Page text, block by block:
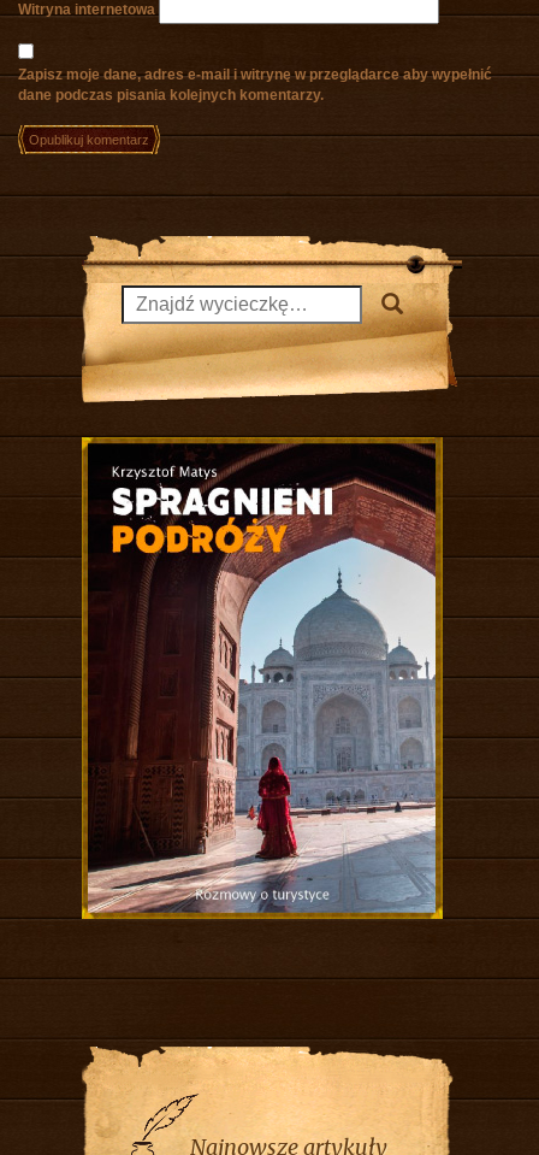
Witryna internetowa
Zapisz moje dane, adres e-mail i witrynę w przeglądarce aby wypełnić
dane podczas pisania kolejnych komentarzy.
Najnowsze artykuły